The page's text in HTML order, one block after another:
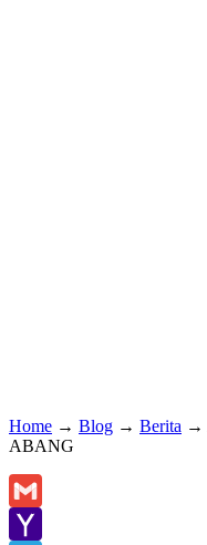
Home → Blog → Berita →
ABANG
Gmail